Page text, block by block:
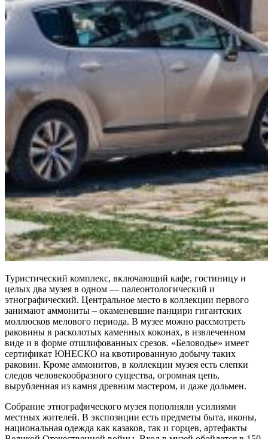
Туристический комплекс, включающий кафе, гостиницу и
целых два музея в одном — палеонтологический и
этнографический. Центральное место в коллекции первого
занимают аммониты – окаменевшие панцири гигантских
моллюсков мелового периода. В музее можно рассмотреть
раковины в расколотых каменных коконах, в извлеченном
виде и в форме отшлифованных срезов. «Беловодье» имеет
сертификат ЮНЕСКО на квотированную добычу таких
раковин. Кроме аммонитов, в коллекции музея есть слепки
следов человекообразного существа, огромная цепь,
вырубленная из камня древним мастером, и даже дольмен.
Собрание этнографического музея пополняли усилиями
местных жителей. В экспозиции есть предметы быта, иконы,
национальная одежда как казаков, так и горцев, артефакты